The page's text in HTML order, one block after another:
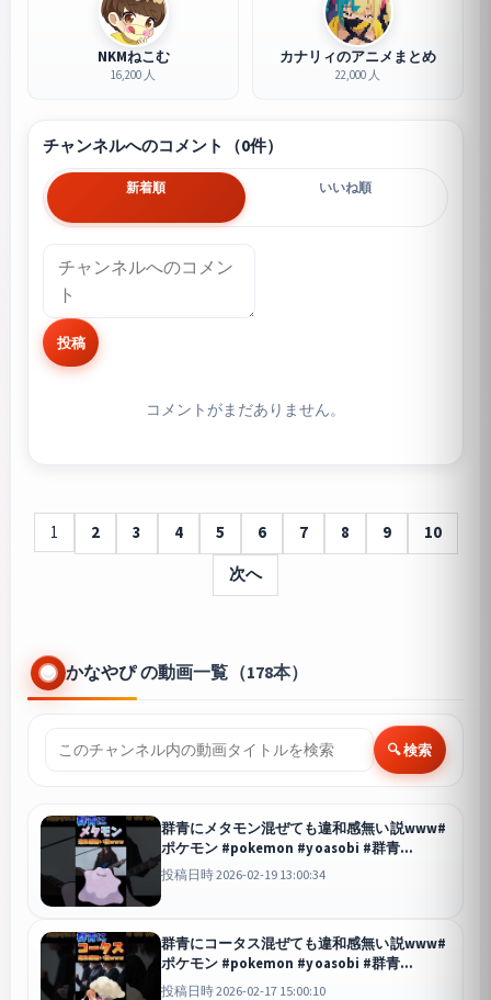
NKMねこむ
16,200 人
カナリィのアニメまとめ
22,000 人
チャンネルへのコメント（0件）
新着順 いいね順
投稿
コメントがまだありません。
1 2 3 4 5 6 7 8 9
10
次へ
かなやぴ の動画一覧（178本）
🔍 検索
群青にメタモン混ぜても違和感無い説www#
ポケモン #pokemon #yoasobi #群青
#shorts
投稿日時 2026-02-19 13:00:34
群青にコータス混ぜても違和感無い説www#
ポケモン #pokemon #yoasobi #群青
#shorts
投稿日時 2026-02-17 15:00:10